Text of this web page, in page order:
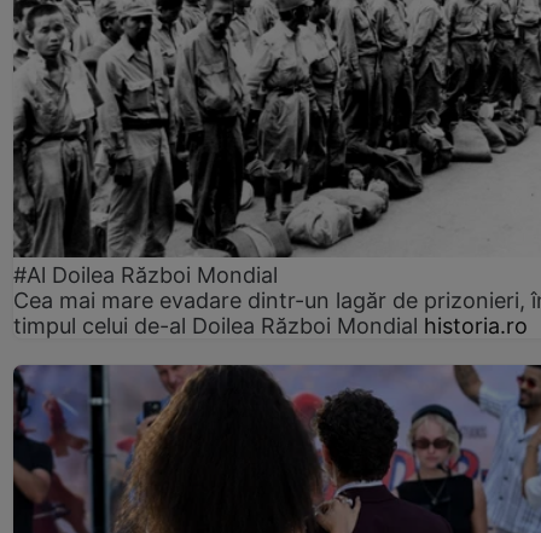
#Al Doilea Război Mondial
Cea mai mare evadare dintr-un lagăr de prizonieri,
timpul celui de-al Doilea Război Mondial historia.ro